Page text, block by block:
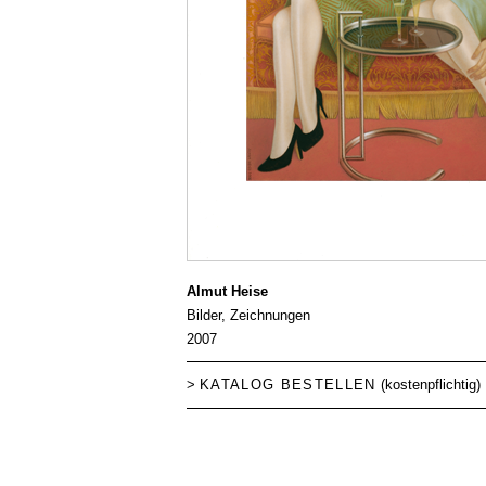
Almut Heise
Bilder, Zeichnungen
2007
> KATALOG BESTELLEN (kostenpflichtig)